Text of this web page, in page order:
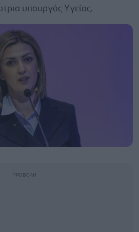
υπουργός Υγείας.